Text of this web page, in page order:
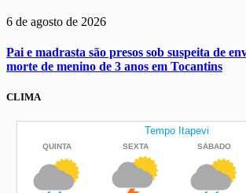
6 de agosto de 2026
Pai e madrasta são presos sob suspeita de
morte de menino de 3 anos em Tocantins
CLIMA